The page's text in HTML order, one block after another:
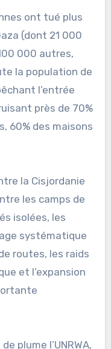
ont tué plus
(dont 21 000
000 autres,
la population de
l’entrée
près de 70%
60% des maisons
la Cisjordanie
les camps de
isolées, les
systématique
routes, les raids
et l’expansion
plume l’UNRWA,